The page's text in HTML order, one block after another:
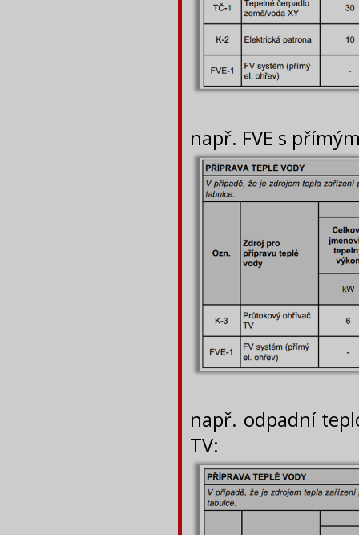
např. FVE s
např. odpadní
TV: